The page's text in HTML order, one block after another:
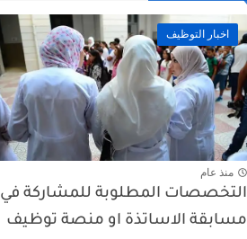
اخبار التوظيف
منذ عام
التخصصات المطلوبة للمشاركة في
مسابقة الاساتذة او منصة توظيف